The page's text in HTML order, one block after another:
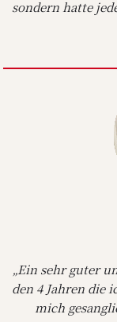
sondern hatte
„Ein sehr guter
den 4 Jahren die
mich